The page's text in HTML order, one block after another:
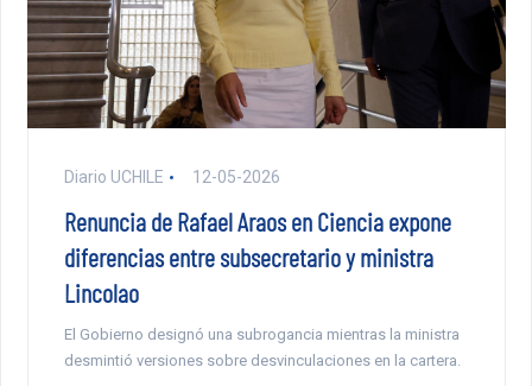
Diario UCHILE 12-05-2026
Renuncia de Rafael Araos en Ciencia expone
diferencias entre subsecretario y ministra
Lincolao
El Gobierno designó una subrogancia mientras la ministra
desmintió versiones sobre desvinculaciones en la cartera.